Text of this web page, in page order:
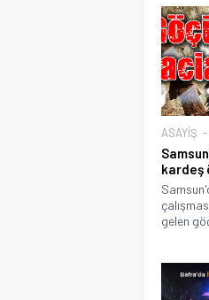
ASAYİŞ
kardeş
gelen